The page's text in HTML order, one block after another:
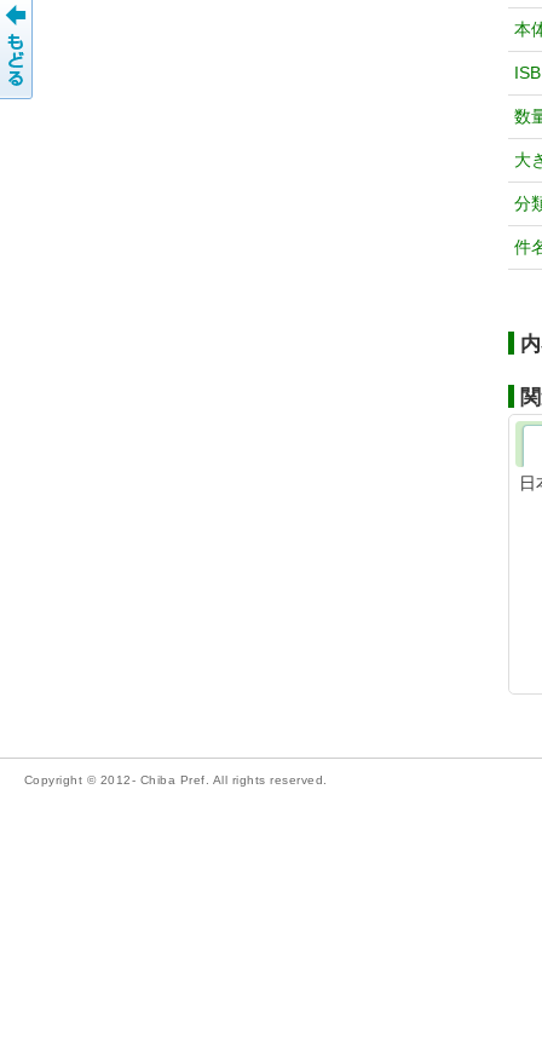
本
数
大
分
件
日
Copyright © 2012- Chiba Pref. All rights reserved.